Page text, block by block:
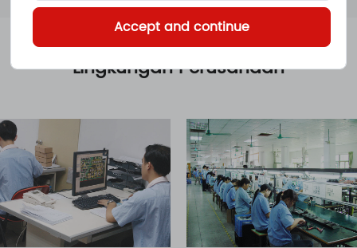
Lingkungan Perusahaan
Accept and continue